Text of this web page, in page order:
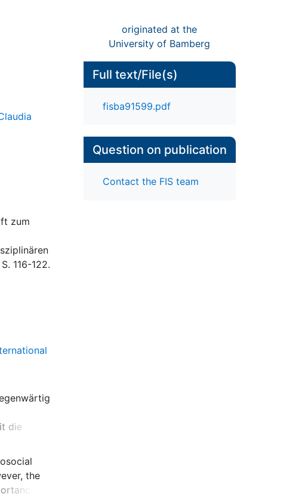
originated at the
University of Bamberg
zum
116-122.
die
ihre
erfasst
the
for
Full text/File(s)
fisba91599.pdf
Question on publication
Contact the FIS team